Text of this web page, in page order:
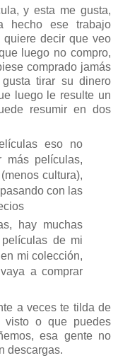
y esta me gusta,
hecho ese trabajo
quiere decir que veo
luego no compro,
comprado jamás
tirar su dinero
luego le resulte un
resumir en dos
eso no
más películas,
cultura),
con las
hay muchas
de mi
mi colección,
a comprar
a veces te tilda de
visto o que puedes
esa gente no
descargas.